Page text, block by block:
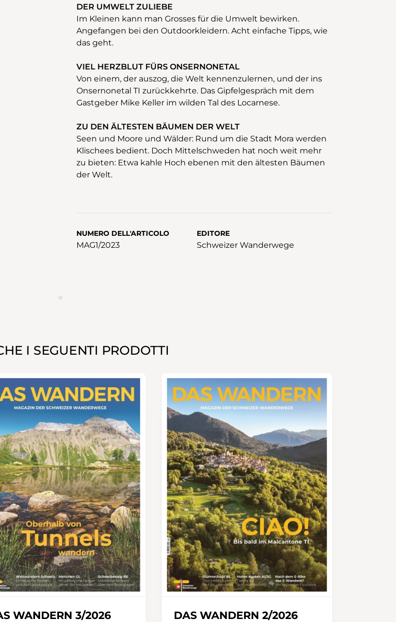
DER UMWELT ZULIEBE
Im Kleinen kann man Grosses für die Umwelt bewirken.
Angefangen bei den Outdoorkleidern. Acht einfache Tipps, wie
das geht.
VIEL HERZBLUT FÜRS ONSERNONETAL
Von einem, der auszog, die Welt kennenzulernen, und der ins
Onsernonetal TI zurückkehrte. Das Gipfelgespräch mit dem
Gastgeber Mike Keller im wilden Tal des Locarnese.
ZU DEN ÄLTESTEN BÄUMEN DER WELT
Seen und Moore und Wälder: Rund um die Stadt Mora werden
Klischees bedient. Doch Mittelschweden hat noch weit mehr
zu bieten: Etwa kahle Hoch ebenen mit den ältesten Bäumen
der Welt.
NUMERO DELL'ARTICOLO
MAG1/2023
EDITORE
Schweizer Wanderwege
I SEGUENTI PRODOTTI
WANDERN 3/2026 DAS WANDERN 2/2026